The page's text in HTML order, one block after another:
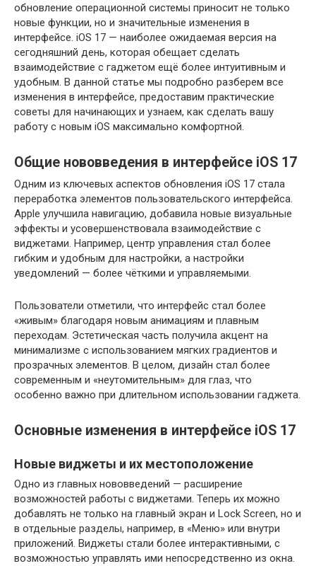
обновление операционной системы приносит не только
новые функции, но и значительные изменения в
интерфейсе. iOS 17 — наиболее ожидаемая версия на
сегодняшний день, которая обещает сделать
взаимодействие с гаджетом ещё более интуитивным и
удобным. В данной статье мы подробно разберем все
изменения в интерфейсе, предоставим практические
советы для начинающих и узнаем, как сделать вашу
работу с новым iOS максимально комфортной.
Общие нововведения в интерфейсе iOS 17
Одним из ключевых аспектов обновления iOS 17 стала
переработка элементов пользовательского интерфейса.
Apple улучшила навигацию, добавила новые визуальные
эффекты и усовершенствовала взаимодействие с
виджетами. Например, центр управления стал более
гибким и удобным для настройки, а настройки
уведомлений — более чёткими и управляемыми.
Пользователи отметили, что интерфейс стал более
«живым» благодаря новым анимациям и плавным
переходам. Эстетическая часть получила акцент на
минимализме с использованием мягких градиентов и
прозрачных элементов. В целом, дизайн стал более
современным и «неутомительным» для глаз, что
особенно важно при длительном использовании гаджета.
Основные изменения в интерфейсе iOS 17
Новые виджеты и их местоположение
Одно из главных нововведений — расширение
возможностей работы с виджетами. Теперь их можно
добавлять не только на главный экран и Lock Screen, но и
в отдельные разделы, например, в «Меню» или внутри
приложений. Виджеты стали более интерактивными, с
возможностью управлять ими непосредственно из окна.